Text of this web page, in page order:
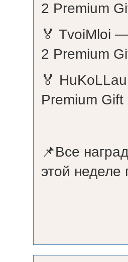
2 Premium
🏅 TvoiMloi
2 Premium
🏅
Premium Gift
📌Все
этой неделе